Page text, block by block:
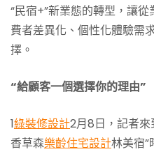
“民宿+”新業態的轉型，讓
費者差異化、個性化體驗需
擇。
“給顧客一個選擇你的理由”
1綠裝修設計2月8日，記者來
香草森樂齡住宅設計林美宿